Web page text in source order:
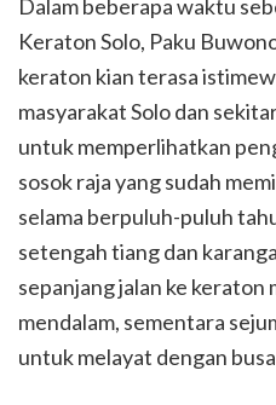
Dalam beberapa waktu
Keraton Solo, Paku
keraton kian terasa
masyarakat Solo dan
untuk memperlihatkan
sosok raja yang sudah
selama berpuluh-puluh
setengah tiang dan
sepanjang jalan ke keraton
mendalam, sementara
untuk melayat dengan